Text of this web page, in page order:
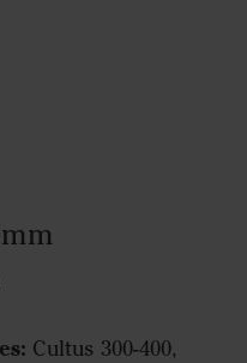
Cultus 300-400,